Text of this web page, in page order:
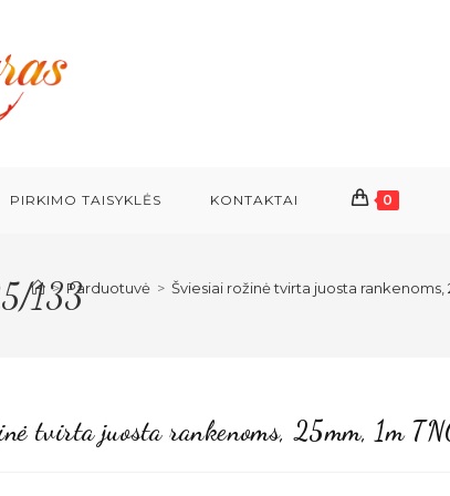
PIRKIMO TAISYKLĖS KONTAKTAI 0
133
> Parduotuvė > Šviesiai rožinė tvirta juosta rankenoms,
tvirta juosta rankenoms, 25mm, 1m